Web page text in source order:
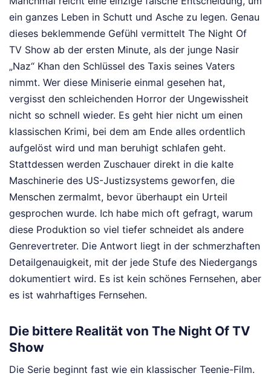
ein ganzes Leben in Schutt und Asche zu legen. Genau
dieses beklemmende Gefühl vermittelt The Night Of
TV Show ab der ersten Minute, als der junge Nasir
„Naz“ Khan den Schlüssel des Taxis seines Vaters
nimmt. Wer diese Miniserie einmal gesehen hat,
vergisst den schleichenden Horror der Ungewissheit
nicht so schnell wieder. Es geht hier nicht um einen
klassischen Krimi, bei dem am Ende alles ordentlich
aufgelöst wird und man beruhigt schlafen geht.
Stattdessen werden Zuschauer direkt in die kalte
Maschinerie des US-Justizsystems geworfen, die
Menschen zermalmt, bevor überhaupt ein Urteil
gesprochen wurde. Ich habe mich oft gefragt, warum
diese Produktion so viel tiefer schneidet als andere
Genrevertreter. Die Antwort liegt in der schmerzhaften
Detailgenauigkeit, mit der jede Stufe des Niedergangs
dokumentiert wird. Es ist kein schönes Fernsehen, aber
es ist wahrhaftiges Fernsehen.
Die bittere Realität von The Night Of TV
Show
Die Serie beginnt fast wie ein klassischer Teenie-Film.